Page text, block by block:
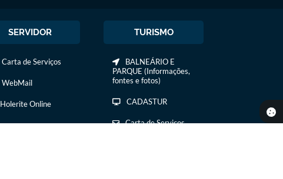
SERVIDOR
Carta de Serviços
WebMail
Holerite Online
TURISMO
BALNEÁRIO E
PARQUE (Informações,
fontes e fotos)
CADASTUR
Carta de Serviços